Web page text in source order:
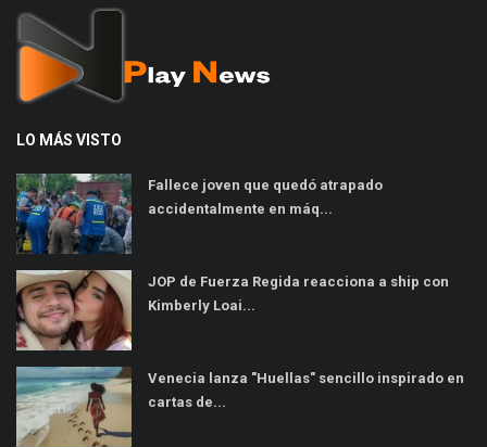
LO MÁS VISTO
Fallece joven que quedó atrapado
accidentalmente en máq...
JOP de Fuerza Regida reacciona a ship con
Kimberly Loai...
Venecia lanza "Huellas" sencillo inspirado en
cartas de...